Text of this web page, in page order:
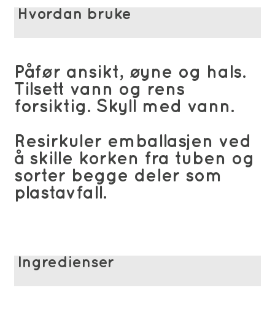
Hvordan bruke
Påfør ansikt, øyne og hals.
Tilsett vann og rens
forsiktig. Skyll med vann.
Resirkuler emballasjen ved
å skille korken fra tuben og
sorter begge deler som
plastavfall.
Ingredienser